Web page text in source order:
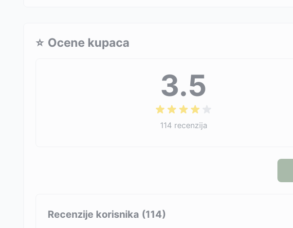
⭐ Ocene kupaca
3.5
114 recenzija
Recenzije korisnika (114)